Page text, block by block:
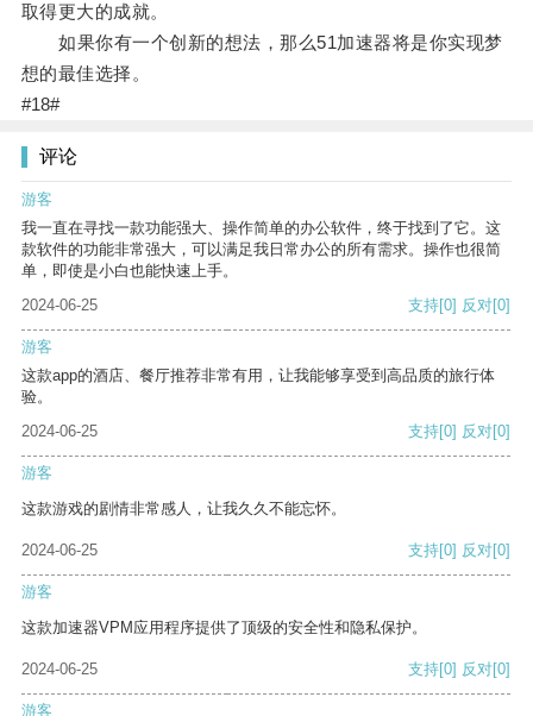
取得更大的成就。
如果你有一个创新的想法，那么51加速器将是你实现梦
想的最佳选择。
#18#
评论
游客
我一直在寻找一款功能强大、操作简单的办公软件，终于找到了它。这
款软件的功能非常强大，可以满足我日常办公的所有需求。操作也很简
单，即使是小白也能快速上手。
2024-06-25
支持[0] 反对[0]
游客
这款app的酒店、餐厅推荐非常有用，让我能够享受到高品质的旅行体
验。
2024-06-25
支持[0] 反对[0]
游客
这款游戏的剧情非常感人，让我久久不能忘怀。
2024-06-25 支持[0] 反对[0]
游客
这款加速器VPM应用程序提供了顶级的安全性和隐私保护。
2024-06-25 支持[0] 反对[0]
游客